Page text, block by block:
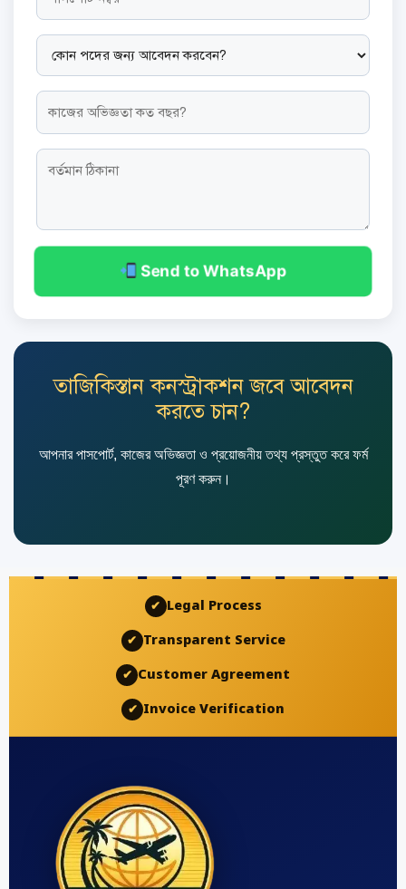
Send to WhatsApp
তাজিকিস্তান কনস্ট্রাকশন জবে আবেদন
করতে চান?
আপনার পাসপোর্ট, কাজের অভিজ্ঞতা ও প্রয়োজনীয় তথ্য প্রস্তুত করে ফর্ম
পূরণ করুন।
✔ Legal Process
✔ Transparent Service
✔ Customer Agreement
✔ Invoice Verification